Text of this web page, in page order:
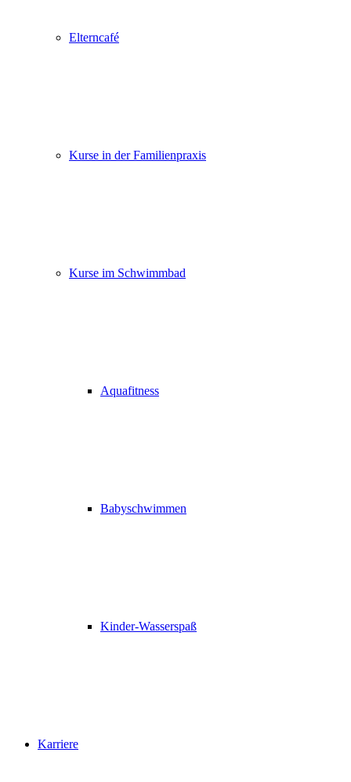
Elterncafé
Kurse in der Familienpraxis
Kurse im Schwimmbad
Aquafitness
Babyschwimmen
Kinder-Wasserspaß
Karriere